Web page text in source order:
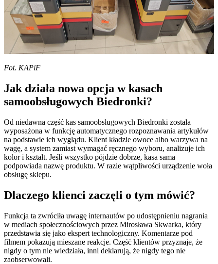
Fot. KAPiF
Jak działa nowa opcja w kasach
samoobsługowych Biedronki?
Od niedawna część kas samoobsługowych Biedronki została
wyposażona w funkcję automatycznego rozpoznawania artykułów
na podstawie ich wyglądu. Klient kładzie owoce albo warzywa na
wagę, a system zamiast wymagać ręcznego wyboru, analizuje ich
kolor i kształt. Jeśli wszystko pójdzie dobrze, kasa sama
podpowiada nazwę produktu. W razie wątpliwości urządzenie woła
obsługę sklepu.
Dlaczego klienci zaczęli o tym mówić?
Funkcja ta zwróciła uwagę internautów po udostępnieniu nagrania
w mediach społecznościowych przez Mirosława Skwarka, który
przedstawia się jako ekspert technologiczny. Komentarze pod
filmem pokazują mieszane reakcje. Część klientów przyznaje, że
nigdy o tym nie wiedziała, inni deklarują, że nigdy tego nie
zaobserwowali.